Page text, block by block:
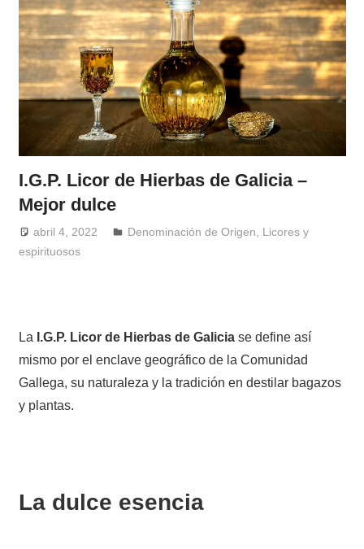
I.G.P. Licor de Hierbas de Galicia –
Mejor dulce
abril 4, 2022 Windrose
Denominación de Origen
Licores y
espirituosos
La I.G.P. Licor de Hierbas de Galiciase define así
mismo por el enclave geográfico de la Comunidad
Gallega, su naturaleza y la tradición en destilar bagazos
y plantas.
La dulce esencia